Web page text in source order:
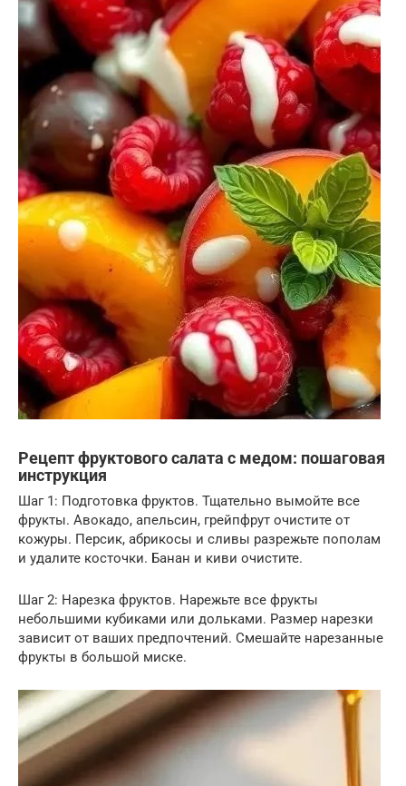
Рецепт фруктового салата с медом: пошаговая
инструкция
Шаг 1: Подготовка фруктов. Тщательно вымойте все
фрукты. Авокадо, апельсин, грейпфрут очистите от
кожуры. Персик, абрикосы и сливы разрежьте пополам
и удалите косточки. Банан и киви очистите.
Шаг 2: Нарезка фруктов. Нарежьте все фрукты
небольшими кубиками или дольками. Размер нарезки
зависит от ваших предпочтений. Смешайте нарезанные
фрукты в большой миске.